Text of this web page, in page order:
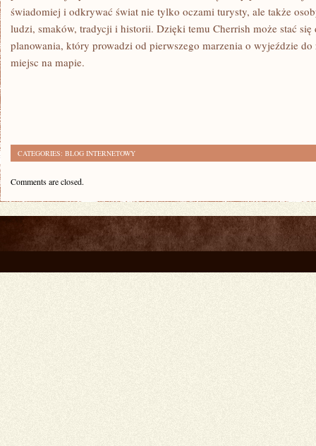
świadomiej i odkrywać świat nie tylko oczami turysty, ale także
ludzi, smaków, tradycji i historii. Dzięki temu Cherrish może stać
planowania, który prowadzi od pierwszego marzenia o wyjeździe
miejsc na mapie.
CATEGORIES: BLOG INTERNETOWY
Comments are closed.